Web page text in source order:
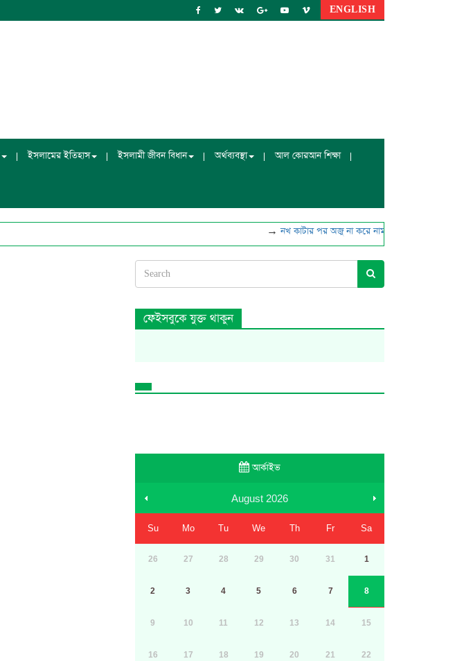
ENGLISH
ইসলামের ইতিহাস ইসলামী জীবন বিধান অর্থব্যবস্থা আল কোরআন শিক্ষা
→নখ কাটার পর অজু না করে নামাজ পড়া যাবে?
ফেইসবুকে যুক্ত থাকুন
আর্কাইভ
August 2026
Su Mo Tu We Th Fr Sa
26 27 28 29 30 31 1
2 3 4 5 6 7 8
9 10 11 12 13 14 15
16 17 18 19 20 21 22